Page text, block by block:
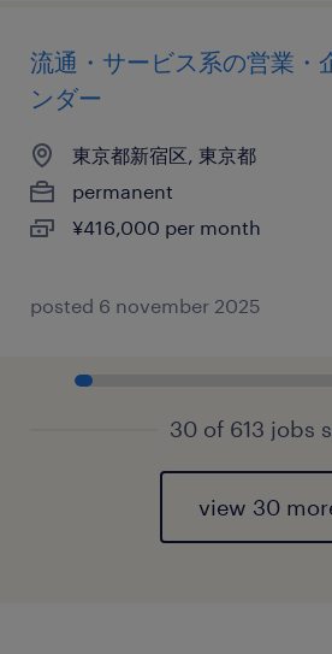
流通・サービス系の営業・
ンダー
東京都新宿区, 東京都
permanent
¥416,000 per month
posted 6 november 2025
30 of 613 jobs
view 30